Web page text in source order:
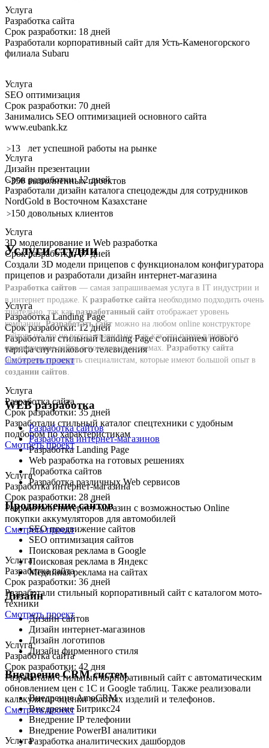
Услуга
Разработка сайта
Срок разработки: 18 дней
Разработали корпоративный сайт для Усть-Каменогорского
филиала Subaru
Услуга
SEO оптимизация
Срок разработки: 70 дней
Занимались SEO оптимизацией основного сайта
www.eubank.kz
Услуга
Дизайн презентации
Срок разработки: 12 дней
Разработали дизайн каталога спецодежды для сотрудников
NordGold в Восточном Казахстане
Услуга
3D моделирование и Web разработка
Срок разработки: 67 дней
Создали 3D модели прицепов с функционалом конфигуратора
прицепов и разработали дизайн интернет-магазина
Услуга
Разработка Landing Page
Срок разработки: 12 дней
Разработали стильный Landing Page с описанием нового
тарифа спутникового телевидения
Смотреть проект
Услуга
Разработка сайта
Срок разработки: 35 дней
Разработали стильный каталог спецтехники с удобным
подбором по характеристикам
Смотреть проект
Услуга
Разработка интернет-магазина
Срок разработки: 28 дней
Разработали интернет-магазин с возможностью Online
покупки аккумуляторов для автомобилей
Смотреть проект
Услуга
Разработка сайта
Срок разработки: 36 дней
Разработали стильный корпоративный сайт с каталогом мото-
техники
Смотреть проект
Услуга
Разработка сайта
Срок разработки: 42 дня
Разработали стильный корпоративный сайт с автоматическим
обновлением цен с 1С и Google таблиц. Также реализовали
калькулятор оценки золотых изделий и телефонов.
Смотреть проект
Услуга
>13 лет успешной работы на рынке
>350 выполненных проектов
>150 довольных клиентов
Услуги студии
Разработка сайтов — самая запрашиваемая услуга в IT индустрии и
в интернет продаже. К разработке сайта необходимо подходить очень
тщательно, так как разработанный сайт отображает уровень
компании. Разработать сайт можно на любом online конструкторе
сайтов, но это не всегда правильно, так как это плохо влияет на
продвижение сайтав поисковых системах. Разработку сайта
необходимо доверить специалистам, которые имеют большой опыт в
создании сайтов
WEB разработка
Разработка сайтов
Разработка интернет-магазинов
Разработка Landing Page
Web разработка на готовых решениях
Доработка сайтов
Разработка различных Web сервисов
Продвижение сайтов
SEO продвижение сайтов
SEO оптимизация сайтов
Поисковая реклама в Google
Поисковая реклама в Яндекс
Медийная реклама на сайтах
Дизайн
Дизайн сайтов
Дизайн интернет-магазинов
Дизайн логотипов
Дизайн фирменного стиля
Внедрение CRM систем
Внедрение AmoCRM
Внедрение Битрикс24
Внедрение IP телефонии
Внедрение PowerBI аналитики
Разработка аналитических дашбордов